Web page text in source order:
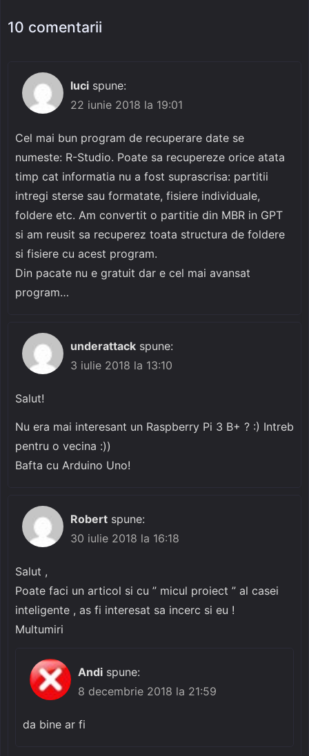
10 comentarii
luci spune:
22 iunie 2018 la 19:01
Cel mai bun program de recuperare date se
numeste: R-Studio. Poate sa recupereze orice atata
timp cat informatia nu a fost suprascrisa: partitii
intregi sterse sau formatate, fisiere individuale,
foldere etc. Am convertit o partitie din MBR in GPT
si am reusit sa recuperez toata structura de foldere
si fisiere cu acest program.
Din pacate nu e gratuit dar e cel mai avansat
program…
underattack spune:
3 iulie 2018 la 13:10
Salut!
Nu era mai interesant un Raspberry Pi 3 B+ ? :) Intreb
pentru o vecina :))
Bafta cu Arduino Uno!
Robert spune:
30 iulie 2018 la 16:18
Salut ,
Poate faci un articol si cu ” micul proiect ” al casei
inteligente , as fi interesat sa incerc si eu !
Multumiri
Andi spune:
8 decembrie 2018 la 21:59
da bine ar fi